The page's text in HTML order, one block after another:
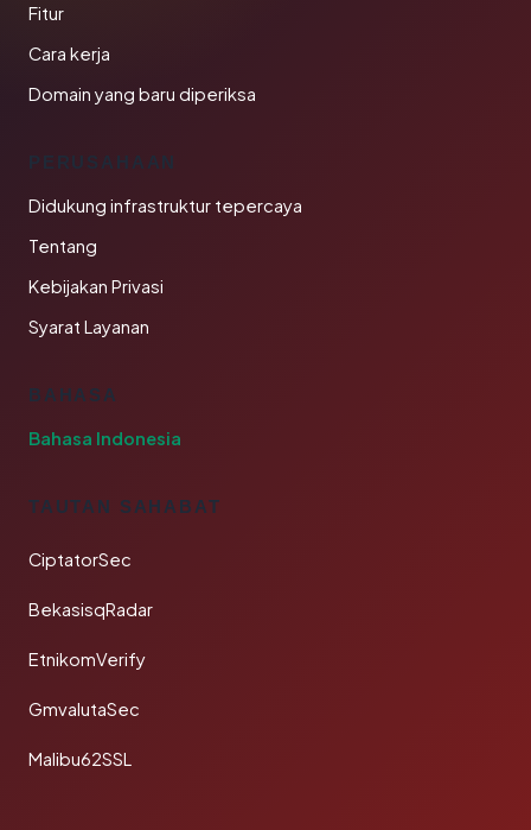
Fitur
Cara kerja
Domain yang baru diperiksa
PERUSAHAAN
Didukung infrastruktur tepercaya
Tentang
Kebijakan Privasi
Syarat Layanan
BAHASA
Bahasa Indonesia
TAUTAN SAHABAT
CiptatorSec
BekasisqRadar
EtnikomVerify
GmvalutaSec
Malibu62SSL